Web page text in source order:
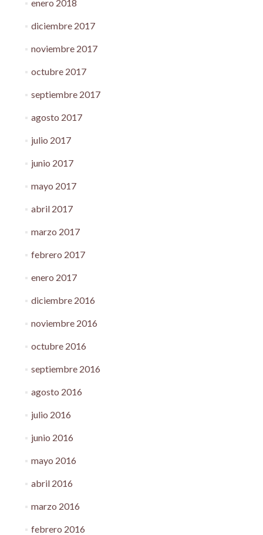
enero 2018
diciembre 2017
noviembre 2017
octubre 2017
septiembre 2017
agosto 2017
julio 2017
junio 2017
mayo 2017
abril 2017
marzo 2017
febrero 2017
enero 2017
diciembre 2016
noviembre 2016
octubre 2016
septiembre 2016
agosto 2016
julio 2016
junio 2016
mayo 2016
abril 2016
marzo 2016
febrero 2016